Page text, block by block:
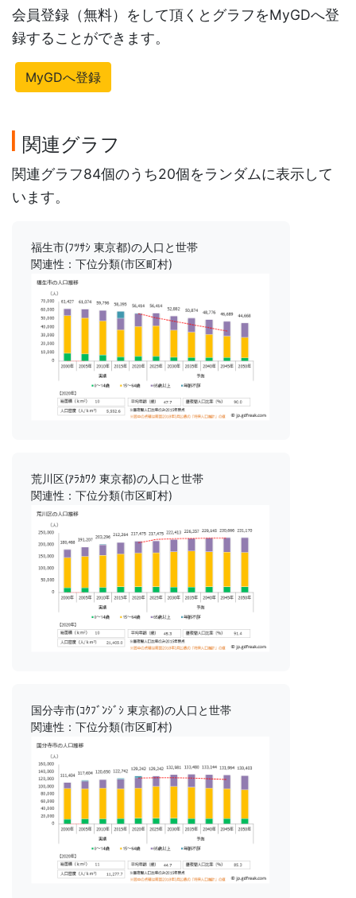
会員登録（無料）をして頂くとグラフをMyGDへ登
録することができます。
MyGDへ登録
関連グラフ
関連グラフ84個のうち20個をランダムに表示して
います。
福生市(ﾌﾂｻｼ 東京都)の人口と世帯
関連性：下位分類(市区町村)
荒川区(ｱﾗｶﾜｸ 東京都)の人口と世帯
関連性：下位分類(市区町村)
国分寺市(ｺｸﾌﾞﾝｼﾞｼ 東京都)の人口と世帯
関連性：下位分類(市区町村)